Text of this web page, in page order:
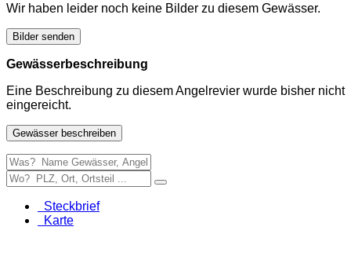
Wir haben leider noch keine Bilder zu diesem Gewässer.
Bilder senden
Gewässerbeschreibung
Eine Beschreibung zu diesem Angelrevier wurde bisher nicht
eingereicht.
Gewässer beschreiben
Steckbrief
Karte